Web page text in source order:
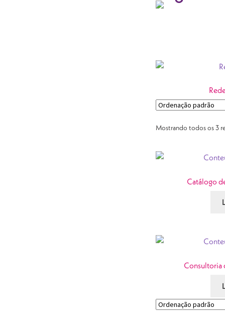
Mostrando todos os 3
Catálogo
Consultoria